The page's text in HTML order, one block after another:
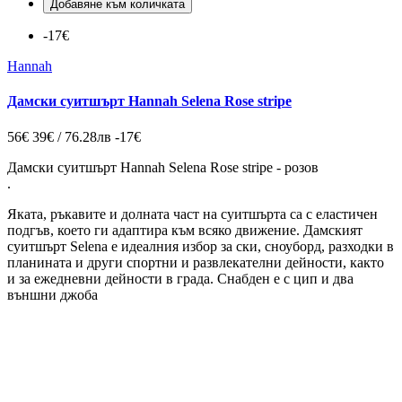
Добавяне към количката
-17€
Hannah
Дамски суитшърт Hannah Selena Rose stripe
56€ 39€ / 76.28лв -17€
Дамски суитшърт Hannah Selena Rose stripe - розов
.
Яката, ръкавите и долната част на суитшърта са с еластичен
подгъв, което ги адаптира към всяко движение. Дамският
суитшърт Selena е идеалния избор за ски, сноуборд, разходки в
планината и други спортни и развлекателни дейности, както
и за ежедневни дейности в града. Снабден е с цип и два
външни джоба